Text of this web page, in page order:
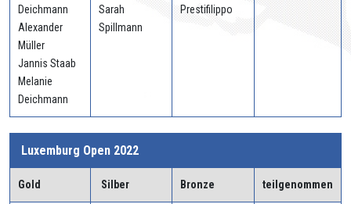
Deichmann
Alexander
Müller
Jannis Staab
Melanie
Deichmann
Sarah
Spillmann
Prestifilippo
Luxemburg Open 2022
Gold Silber Bronze teilgenommen